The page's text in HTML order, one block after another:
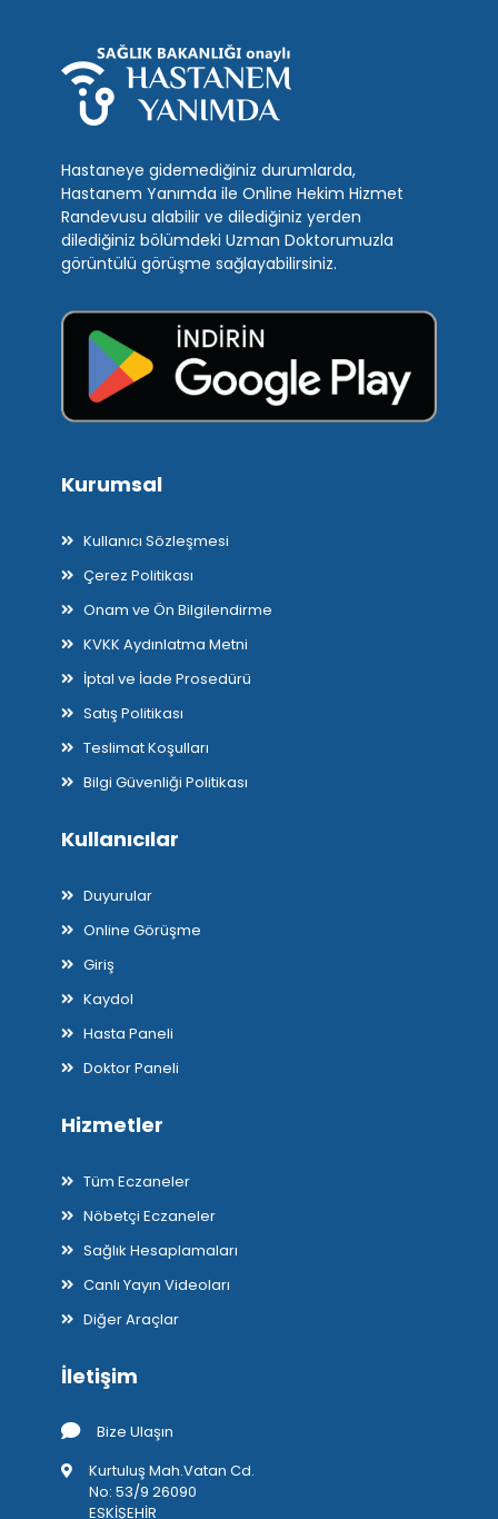
Hastaneye gidemediğiniz durumlarda,
Hastanem Yanımda ile Online Hekim Hizmet
Randevusu alabilir ve dilediğiniz yerden
dilediğiniz bölümdeki Uzman Doktorumuzla
görüntülü görüşme sağlayabilirsiniz.
Kurumsal
Kullanıcı Sözleşmesi
Çerez Politikası
Onam ve Ön Bilgilendirme
KVKK Aydınlatma Metni
İptal ve İade Prosedürü
Satış Politikası
Teslimat Koşulları
Bilgi Güvenliği Politikası
Kullanıcılar
Duyurular
Online Görüşme
Giriş
Kaydol
Hasta Paneli
Doktor Paneli
Hizmetler
Tüm Eczaneler
Nöbetçi Eczaneler
Sağlık Hesaplamaları
Canlı Yayın Videoları
Diğer Araçlar
İletişim
Bize Ulaşın
Kurtuluş Mah.Vatan Cd.
No: 53/9 26090
ESKİŞEHİR